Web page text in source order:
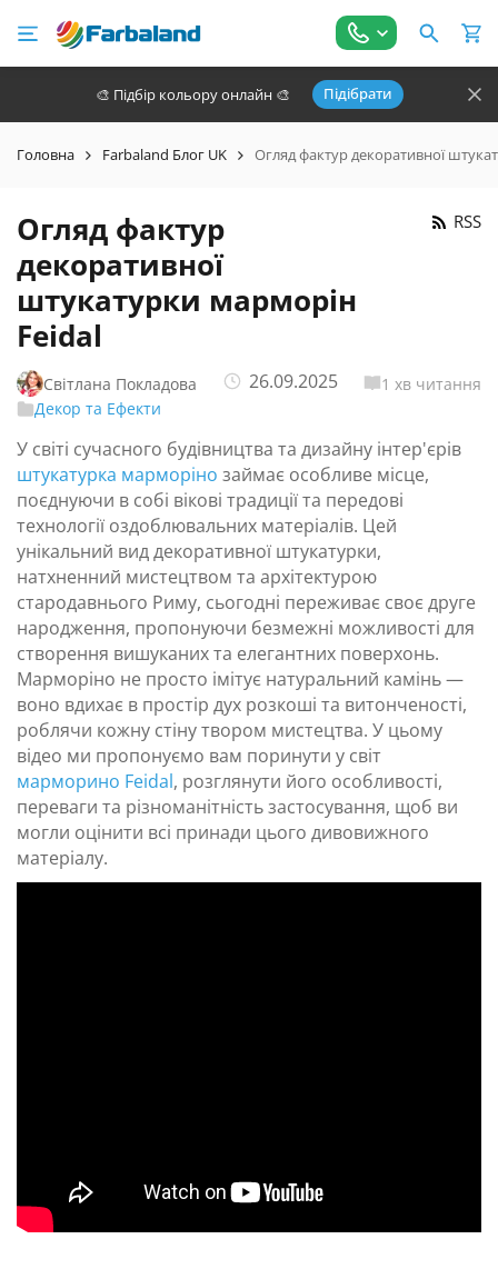
🎨 Підбір кольору онлайн 🎨 Підібрати
Головна Farbaland Блог UK Огляд фактур декоративної
Огляд фактур
декоративної
штукатурки марморін
Feidal
RSS
Світлана Покладова 26.09.2025
1 хв читання
Декор та Ефекти
У світі сучасного будівництва та дизайну інтер'єрів
штукатурка марморіно займає особливе місце,
поєднуючи в собі вікові традиції та передові
технології оздоблювальних матеріалів. Цей
унікальний вид декоративної штукатурки,
натхненний мистецтвом та архітектурою
стародавнього Риму, сьогодні переживає своє друге
народження, пропонуючи безмежні можливості для
створення вишуканих та елегантних поверхонь.
Марморіно не просто імітує натуральний камінь —
воно вдихає в простір дух розкоші та витонченості,
роблячи кожну стіну твором мистецтва. У цьому
відео ми пропонуємо вам поринути у світ
марморино Feidal, розглянути його особливості,
переваги та різноманітність застосування, щоб ви
могли оцінити всі принади цього дивовижного
матеріалу.